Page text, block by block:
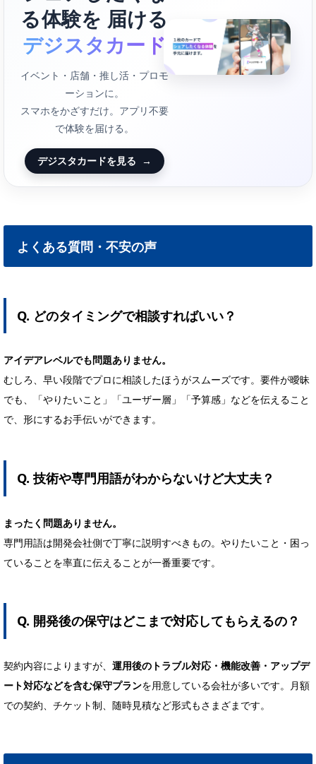
る体験を 届ける
デジスタカード
イベント・店舗・推し活・プロモ
ーションに。
スマホをかざすだけ。アプリ不要
で体験を届ける。
デジスタカードを見る →
よくある質問・不安の声
Q. どのタイミングで相談すればいい？
アイデアレベルでも問題ありません。
むしろ、早い段階でプロに相談したほうがスムーズです。要件が曖昧
でも、「やりたいこと」「ユーザー層」「予算感」などを伝えること
で、形にするお手伝いができます。
Q. 技術や専門用語がわからないけど大丈夫？
まったく問題ありません。
専門用語は開発会社側で丁寧に説明すべきもの。やりたいこと・困っ
ていることを率直に伝えることが一番重要です。
Q. 開発後の保守はどこまで対応してもらえるの？
契約内容によりますが、 運用後のトラブル対応・機能改善・アップデ
ート対応などを含む保守プランを用意している会社が多いです。月額
での契約、チケット制、随時見積など形式もさまざまです。